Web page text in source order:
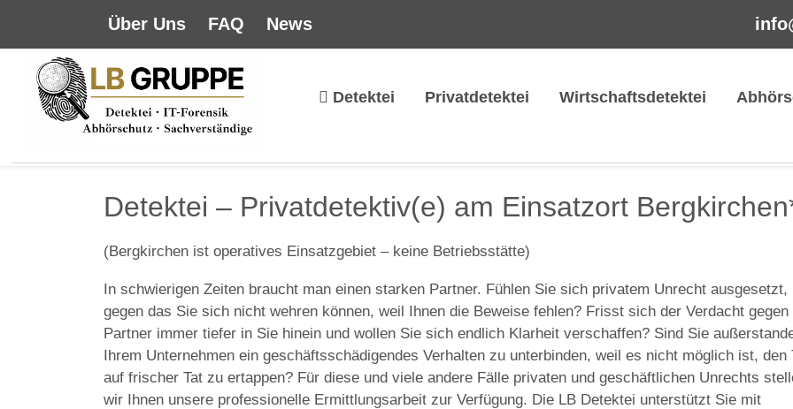
Über Uns FAQ News
Detektei Privatdetektei Wirtschaftsdetektei
Detektei – Privatdetektiv(e) am Einsatzort
(Bergkirchen ist operatives Einsatzgebiet – keine Betriebsstätte)
In schwierigen Zeiten braucht man einen starken Partner. Fühlen Sie sich privatem Unrecht ausgesetzt,
gegen das Sie sich nicht wehren können, weil Ihnen die Beweise fehlen? Frisst sich der Verdacht gegen
Partner immer tiefer in Sie hinein und wollen Sie sich endlich Klarheit verschaffen? Sind Sie
Ihrem Unternehmen ein geschäftsschädigendes Verhalten zu unterbinden, weil es nicht möglich ist, den
auf frischer Tat zu ertappen? Für diese und viele andere Fälle privaten und geschäftlichen Unrechts
wir Ihnen unsere professionelle Ermittlungsarbeit zur Verfügung. Die LB Detektei unterstützt Sie mit